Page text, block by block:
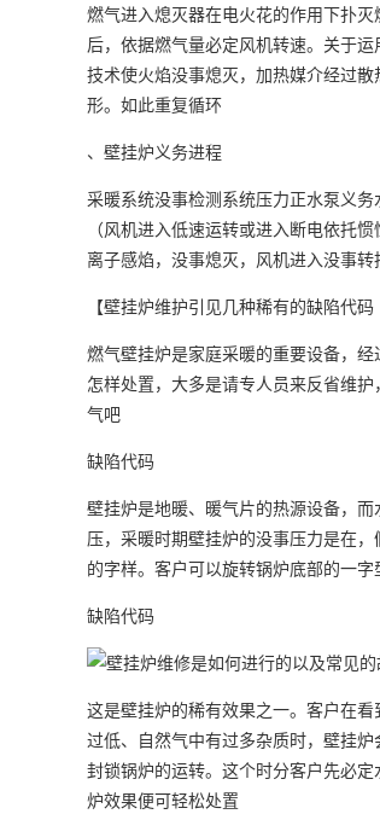
燃气进入熄灭器在电火花的作用下扑
后，依据燃气量必定风机转速。关于
技术使火焰没事熄灭，加热媒介经过
形。如此重复循环
、壁挂炉义务进程
采暖系统没事检测系统压力正水泵义
（风机进入低速运转或进入断电依托
离子感焰，没事熄灭，风机进入没事
【壁挂炉维护引见几种稀有的缺陷代码
燃气壁挂炉是家庭采暖的重要设备，
怎样处置，大多是请专人员来反省维
气吧
缺陷代码
壁挂炉是地暖、暖气片的热源设备，
压，采暖时期壁挂炉的没事压力是在
的字样。客户可以旋转锅炉底部的一
缺陷代码
这是壁挂炉的稀有效果之一。客户在
过低、自然气中有过多杂质时，壁挂
封锁锅炉的运转。这个时分客户先必
炉效果便可轻松处置